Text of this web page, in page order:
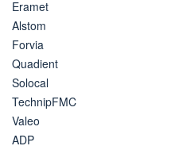
Eramet
Alstom
Forvia
Quadient
Solocal
TechnipFMC
Valeo
ADP